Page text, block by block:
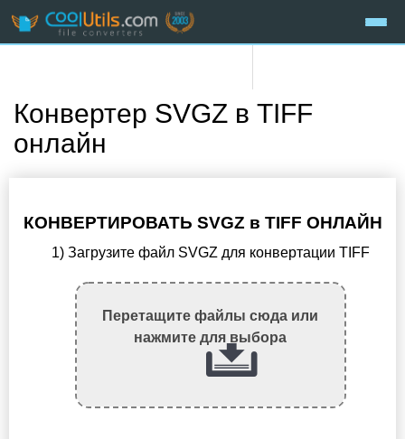
Конвертер SVGZ в TIFF
онлайн
КОНВЕРТИРОВАТЬ SVGZ в TIFF ОНЛАЙН
1) Загрузите файл SVGZ для конвертации TIFF
Перетащите файлы сюда или
нажмите для выбора